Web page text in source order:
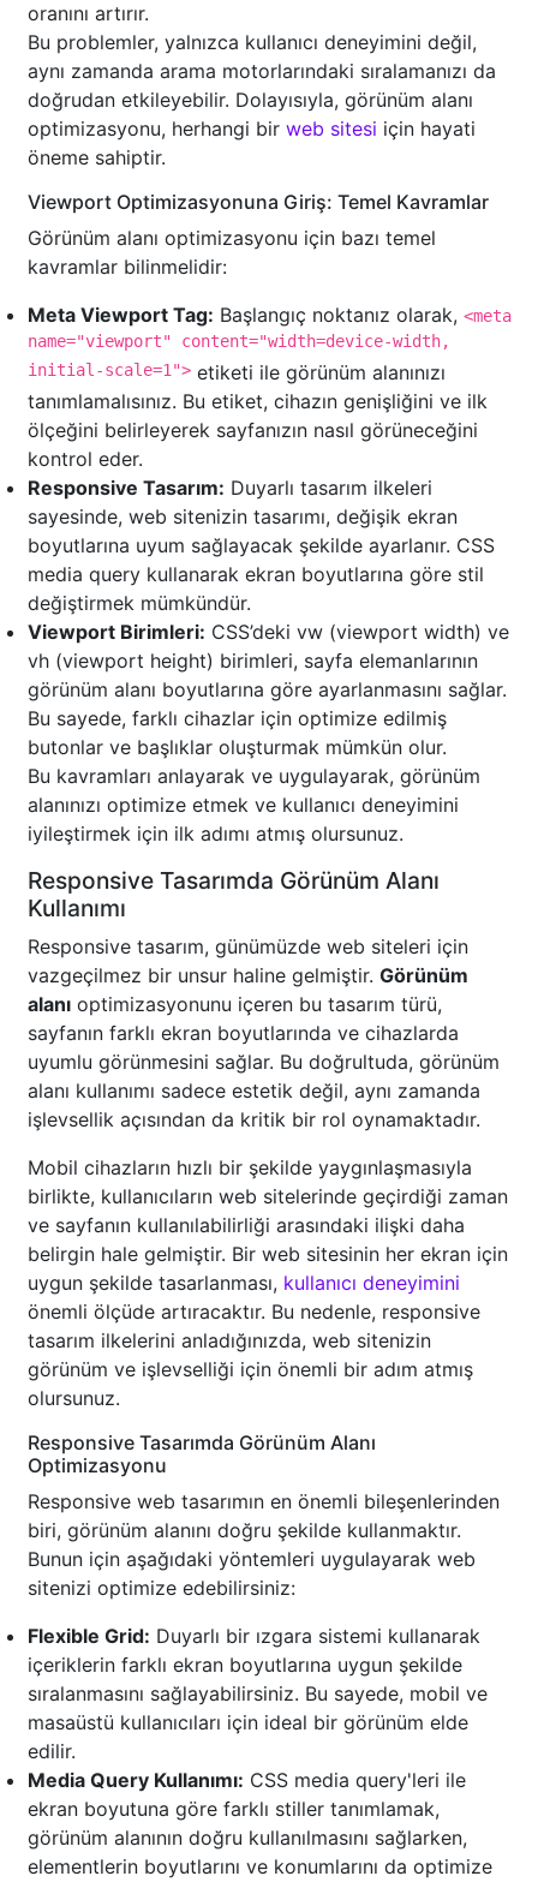
oranını artırır.
Bu problemler, yalnızca kullanıcı deneyimini değil,
aynı zamanda arama motorlarındaki sıralamanızı da
doğrudan etkileyebilir. Dolayısıyla, görünüm alanı
optimizasyonu, herhangi bir web sitesi için hayati
öneme sahiptir.
Viewport Optimizasyonuna Giriş: Temel Kavramlar
Görünüm alanı optimizasyonu için bazı temel
kavramlar bilinmelidir:
Meta Viewport Tag: Başlangıç noktanız olarak, <meta
name="viewport" content="width=device-width,
initial-scale=1"> etiketi ile görünüm alanınızı
tanımlamalısınız. Bu etiket, cihazın genişliğini ve ilk
ölçeğini belirleyerek sayfanızın nasıl görüneceğini
kontrol eder.
Responsive Tasarım: Duyarlı tasarım ilkeleri
sayesinde, web sitenizin tasarımı, değişik ekran
boyutlarına uyum sağlayacak şekilde ayarlanır. CSS
media query kullanarak ekran boyutlarına göre stil
değiştirmek mümkündür.
Viewport Birimleri: CSS’deki vw (viewport width) ve
vh (viewport height) birimleri, sayfa elemanlarının
görünüm alanı boyutlarına göre ayarlanmasını sağlar.
Bu sayede, farklı cihazlar için optimize edilmiş
butonlar ve başlıklar oluşturmak mümkün olur.
Bu kavramları anlayarak ve uygulayarak, görünüm
alanınızı optimize etmek ve kullanıcı deneyimini
iyileştirmek için ilk adımı atmış olursunuz.
Responsive Tasarımda Görünüm Alanı
Kullanımı
Responsive tasarım, günümüzde web siteleri için
vazgeçilmez bir unsur haline gelmiştir. Görünüm
alanı optimizasyonunu içeren bu tasarım türü,
sayfanın farklı ekran boyutlarında ve cihazlarda
uyumlu görünmesini sağlar. Bu doğrultuda, görünüm
alanı kullanımı sadece estetik değil, aynı zamanda
işlevsellik açısından da kritik bir rol oynamaktadır.
Mobil cihazların hızlı bir şekilde yaygınlaşmasıyla
birlikte, kullanıcıların web sitelerinde geçirdiği zaman
ve sayfanın kullanılabilirliği arasındaki ilişki daha
belirgin hale gelmiştir. Bir web sitesinin her ekran için
uygun şekilde tasarlanması, kullanıcı deneyimini
önemli ölçüde artıracaktır. Bu nedenle, responsive
tasarım ilkelerini anladığınızda, web sitenizin
görünüm ve işlevselliği için önemli bir adım atmış
olursunuz.
Responsive Tasarımda Görünüm Alanı
Optimizasyonu
Responsive web tasarımın en önemli bileşenlerinden
biri, görünüm alanını doğru şekilde kullanmaktır.
Bunun için aşağıdaki yöntemleri uygulayarak web
sitenizi optimize edebilirsiniz:
Flexible Grid: Duyarlı bir ızgara sistemi kullanarak
içeriklerin farklı ekran boyutlarına uygun şekilde
sıralanmasını sağlayabilirsiniz. Bu sayede, mobil ve
masaüstü kullanıcıları için ideal bir görünüm elde
edilir.
Media Query Kullanımı: CSS media query'leri ile
ekran boyutuna göre farklı stiller tanımlamak,
görünüm alanının doğru kullanılmasını sağlarken,
elementlerin boyutlarını ve konumlarını da optimize